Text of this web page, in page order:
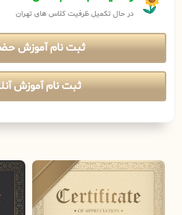
در حال تکمیل ظرفیت کلاس های تهران
ثبت نام آموزش
ثبت نام آموزش